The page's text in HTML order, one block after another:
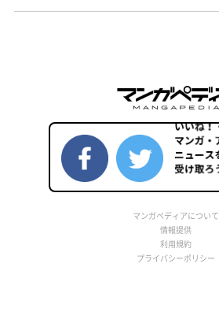
マンガペディアについて
情報提供
利用規約
プライバシーポリシー